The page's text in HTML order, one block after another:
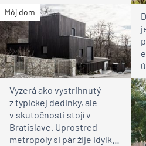
susedia
Môj dom
Vyzerá ako vystrihnutý
z typickej dedinky, ale
v skutočnosti stojí v
Bratislave. Uprostred
metropoly si pár žije idylku